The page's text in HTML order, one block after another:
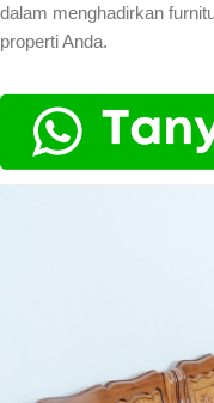
dalam menghadirkan
properti Anda.